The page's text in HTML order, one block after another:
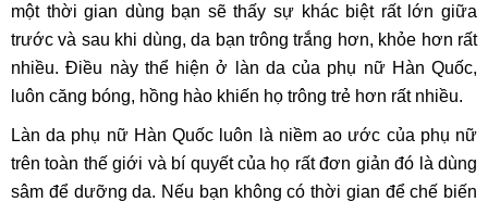
một thời gian dùng bạn sẽ thấy sự khác biệt rất lớn giữa
trước và sau khi dùng, da bạn trông trắng hơn, khỏe hơn rất
nhiều. Điều này thể hiện ở làn da của phụ nữ Hàn Quốc,
luôn căng bóng, hồng hào khiến họ trông trẻ hơn rất nhiều.
Làn da phụ nữ Hàn Quốc luôn là niềm ao ước của phụ nữ
trên toàn thế giới và bí quyết của họ rất đơn giản đó là dùng
sâm để dưỡng da. Nếu bạn không có thời gian để chế biến